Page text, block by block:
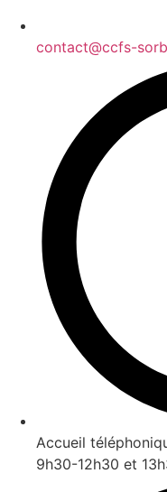
contact@ccfs-
Accueil
9h30-12h30 et